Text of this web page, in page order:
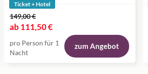
Ticket + Hotel
149,00 €
ab111,50 €
pro Person für 1
Nacht
zum Angebot